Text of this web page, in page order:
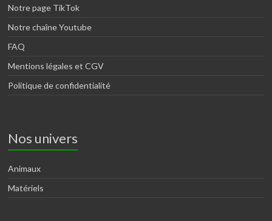
Notre page TikTok
Notre chaîne Youtube
FAQ
Mentions légales et CGV
Politique de confidentialité
Nos univers
Animaux
Matériels